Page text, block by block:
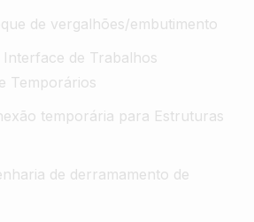
de vergalhões/embutimento
Interface de Trabalhos
Temporários
temporária para Estruturas
de derramamento de